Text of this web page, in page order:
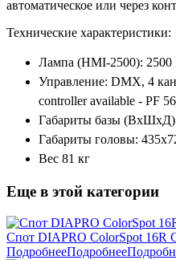
автоматическое или через
Технические характеристики:
Лампа (HMI-2500): 2500
Управление: DMX, 4
controller available - PF
Габариты базы
Габариты головы:
Вес 81 кг
Еще в этой категории
Спот DIAPRO ColorSpot 16R
ПодробнееПодробнее